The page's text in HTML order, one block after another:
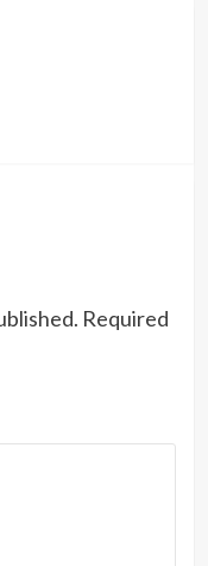
Required